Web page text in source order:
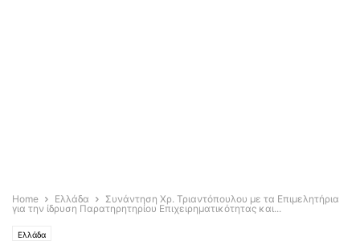
Home Ελλάδα
Συνάντηση Χρ. Τριαντόπουλου με τα Επιμελητήρια
για την ίδρυση Παρατηρητηρίου Επιχειρηματικότητας και...
Ελλάδα